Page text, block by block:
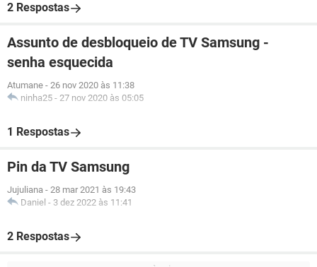
2 Respostas
Assunto de desbloqueio de TV Samsung -
senha esquecida
Atumane - 26 nov 2020 às 11:38
ninha25 - 27 nov 2020 às 05:05
1 Respostas
Pin da TV Samsung
Jujuliana - 28 mar 2021 às 19:43
Daniel - 3 dez 2022 às 11:41
2 Respostas